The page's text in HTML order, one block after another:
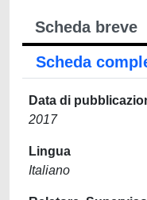
Scheda breve
Scheda
Data di
2017
Lingua
Italiano